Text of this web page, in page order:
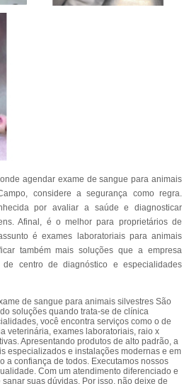
agendar exame de sangue para animais
considere a segurança como regra.
por avaliar a saúde e diagnosticar
Afinal, é o melhor para proprietários de
é exames laboratoriais para animais
também mais soluções que a empresa
centro de diagnóstico e especialidades
de sangue para animais silvestres São
soluções quando trata-se de clínica
você encontra serviços como o de
veterinária, exames laboratoriais, raio x
Apresentando produtos de alto padrão, a
especializados e instalações modernas e em
a confiança de todos. Executamos nossos
Com um atendimento diferenciado e
suas dúvidas. Por isso, não deixe de